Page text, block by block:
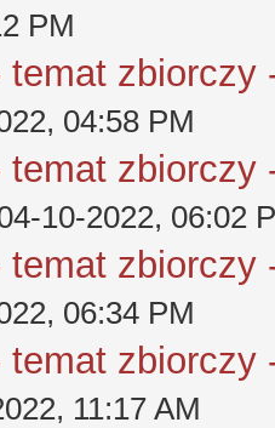
PM
zbiorczy
04:58 PM
zbiorczy
10-2022, 06:02
zbiorczy
06:34 PM
zbiorczy
11:17 AM